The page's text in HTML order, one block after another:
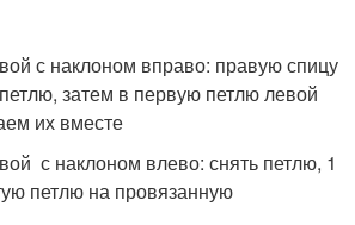
с наклоном вправо: правую спицу
затем в первую петлю левой
их вместе
с наклоном влево: снять петлю, 1
петлю на провязанную